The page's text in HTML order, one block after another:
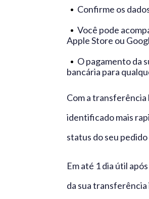
Confirme os
Você pode
Apple Store ou
O pagamento da
bancária para
Com a transferência
identificado mais
status do seu pedido
Em até 1 dia útil
da sua